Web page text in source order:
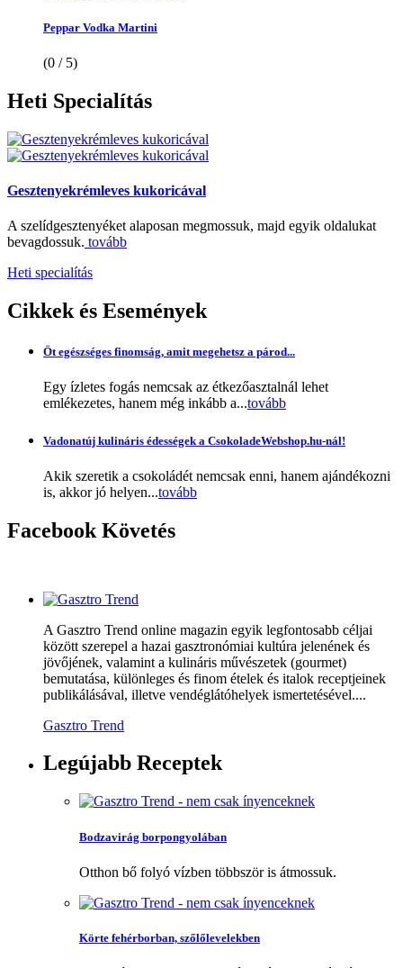
Peppar Vodka Martini
(0 / 5)
Heti Specialítás
Gesztenyekrémleves kukoricával
A szelídgesztenyéket alaposan megmossuk, majd egyik oldalukat
bevagdossuk. tovább
Heti specialítás
Cikkek és Események
Öt egészséges finomság, amit megehetsz a párod...
Egy ízletes fogás nemcsak az étkezőasztalnál lehet
emlékezetes, hanem még inkább a...tovább
Vadonatúj kulináris édességek a CsokoladeWebshop.hu-nál!
Akik szeretik a csokoládét nemcsak enni, hanem ajándékozni
is, akkor jó helyen...tovább
Facebook Követés
A Gasztro Trend online magazin egyik legfontosabb céljai
között szerepel a hazai gasztronómiai kultúra jelenének és
jövőjének, valamint a kulináris művészetek (gourmet)
bemutatása, különleges és finom ételek és italok receptjeinek
publikálásával, illetve vendéglátóhelyek ismertetésével....
Gasztro Trend
Legújabb Receptek
Bodzavirág borpongyolában
Otthon bő folyó vízben többször is átmossuk.
Körte fehérborban, szőlőlevelekben